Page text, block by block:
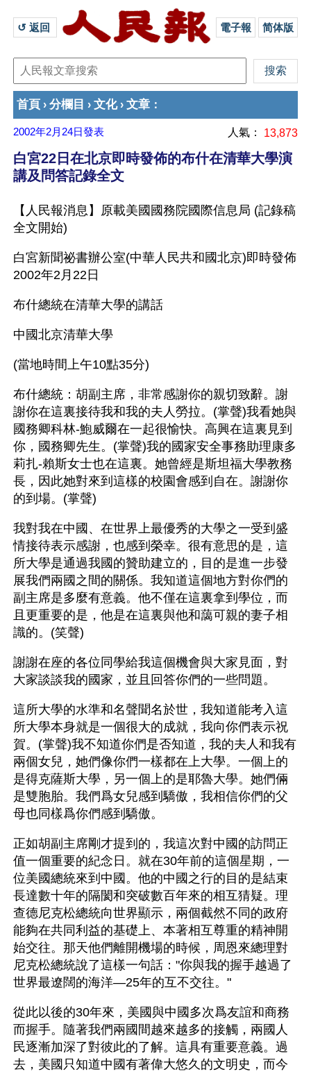
↺ 返回 電子報 简体版
首頁 › 分欄目 › 文化› 文章 ：
2002年2月24日發表 人氣： 13,873
白宮22日在北京即時發佈的布什在清華大學演
講及問答記錄全文
【人民報消息】原載美國國務院國際信息局 (記錄稿
全文開始)
白宮新聞祕書辦公室(中華人民共和國北京)即時發佈
2002年2月22日
布什總統在清華大學的講話
中國北京清華大學
(當地時間上午10點35分)
布什總統：胡副主席，非常感謝你的親切致辭。謝
謝你在這裏接待我和我的夫人勞拉。(掌聲)我看她與
國務卿科林-鮑威爾在一起很愉快。高興在這裏見到
你，國務卿先生。(掌聲)我的國家安全事務助理康多
莉扎-賴斯女士也在這裏。她曾經是斯坦福大學教務
長，因此她對來到這樣的校園會感到自在。謝謝你
的到場。(掌聲)
我對我在中國、在世界上最優秀的大學之一受到盛
情接待表示感謝，也感到榮幸。很有意思的是，這
所大學是通過我國的贊助建立的，目的是進一步發
展我們兩國之間的關係。我知道這個地方對你們的
副主席是多麼有意義。他不僅在這裏拿到學位，而
且更重要的是，他是在這裏與他和藹可親的妻子相
識的。(笑聲)
謝謝在座的各位同學給我這個機會與大家見面，對
大家談談我的國家，並且回答你們的一些問題。
這所大學的水準和名聲聞名於世，我知道能考入這
所大學本身就是一個很大的成就，我向你們表示祝
賀。(掌聲)我不知道你們是否知道，我的夫人和我有
兩個女兒，她們像你們一樣都在上大學。一個上的
是得克薩斯大學，另一個上的是耶魯大學。她們倆
是雙胞胎。我們爲女兒感到驕傲，我相信你們的父
母也同樣爲你們感到驕傲。
正如胡副主席剛才提到的，我這次對中國的訪問正
值一個重要的紀念日。就在30年前的這個星期，一
位美國總統來到中國。他的中國之行的目的是結束
長達數十年的隔閡和突破數百年來的相互猜疑。理
查德尼克松總統向世界顯示，兩個截然不同的政府
能夠在共同利益的基礎上、本著相互尊重的精神開
始交往。那天他們離開機場的時候，周恩來總理對
尼克松總統說了這樣一句話："你與我的握手越過了
世界最遼闊的海洋—25年的互不交往。"
從此以後的30年來，美國與中國多次爲友誼和商務
而握手。隨著我們兩國間越來越多的接觸，兩國人
民逐漸加深了對彼此的了解。這具有重要意義。過
去，美國只知道中國有著偉大悠久的文明史，而今